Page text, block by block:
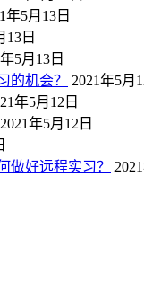
年5月13日
13日
5月13日
的机会？
2021年5月
年5月12日
2021年5月12日
做好远程实习？